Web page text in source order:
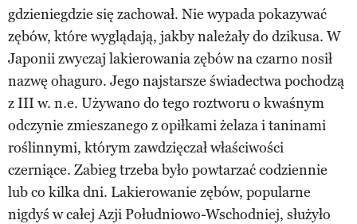
gdzieniegdzie się zachował. Nie wypada pokazywać
zębów, które wyglądają, jakby należały do dzikusa. W
Japonii zwyczaj lakierowania zębów na czarno nosił
nazwę ohaguro. Jego najstarsze świadectwa pochodzą
z III w. n.e. Używano do tego roztworu o kwaśnym
odczynie zmieszanego z opiłkami żelaza i taninami
roślinnymi, którym zawdzięczał właściwości
czerniące. Zabieg trzeba było powtarzać codziennie
lub co kilka dni. Lakierowanie zębów, popularne
nigdyś w całej Azji Południowo-Wschodniej, służyło